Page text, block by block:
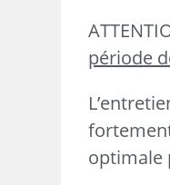
période
optimale